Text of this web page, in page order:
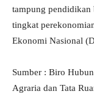
tampung pendidikan
tingkat
Ekonomi Nasional
Sumber : Biro
Agraria dan Tata